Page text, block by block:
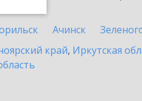
Ачинск
край, Иркутская